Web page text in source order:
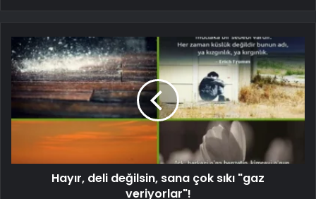
Hayır, deli değilsin, sana çok sıkı "gaz
veriyorlar"!